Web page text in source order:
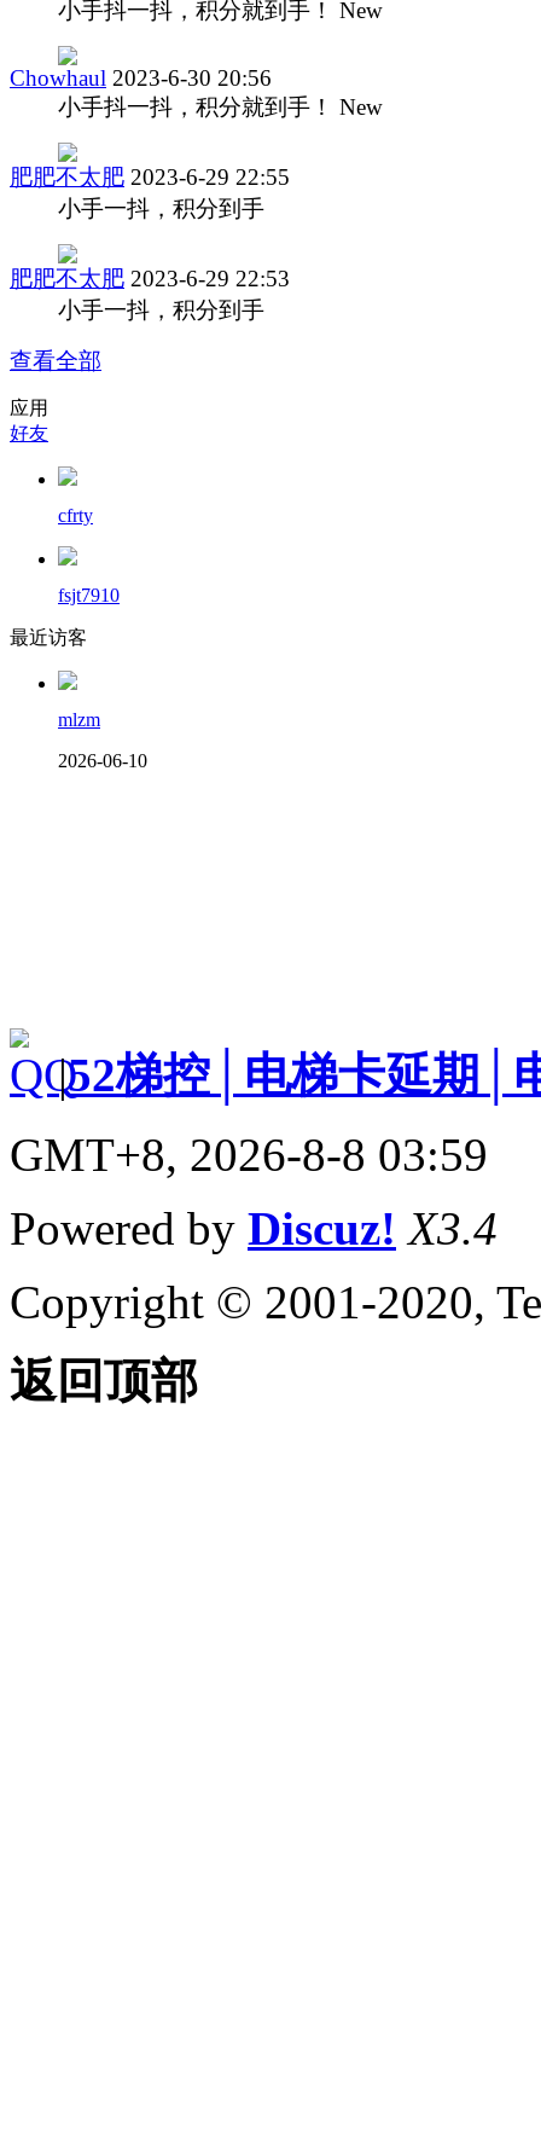
小手抖一抖，积分就到手！ New
Chowhaul 2023-6-30 20:56
小手抖一抖，积分就到手！ New
肥肥不太肥 2023-6-29 22:55
小手一抖，积分到手
肥肥不太肥 2023-6-29 22:53
小手一抖，积分到手
查看全部
应用
好友
cfrty
fsjt7910
最近访客
mlzm
2026-06-10
|52梯控│电梯卡延期│
GMT+8, 2026-8-8 03:59
Powered by Discuz! X3.4
Copyright © 2001-2020,
返回顶部